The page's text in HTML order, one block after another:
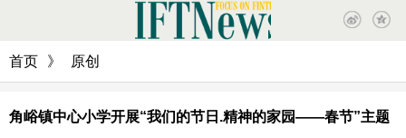
首页 》 原创
角峪镇中心小学开展“我们的节日.精神的家园——春节”主题